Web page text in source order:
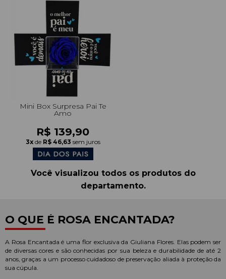
Mini Box Surpresa Pai Te
Amo
R$ 139,90
3x de R$ 46,63 sem juros
Você visualizou todos os produtos do
departamento.
O QUE É ROSA ENCANTADA?
A Rosa Encantada é uma flor exclusiva da Giuliana Flores. Elas podem ser
de diversas cores e são conhecidas por sua beleza e durabilidade de até 2
anos, graças a um processo cuidadoso de preservação aliada à proteção da
sua cúpula.